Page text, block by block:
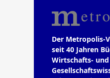
Der Metropolis-
seit 40 Jahren
Wirtschafts- und